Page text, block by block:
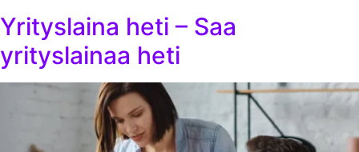
Yrityslaina heti – Saa
yrityslainaa heti